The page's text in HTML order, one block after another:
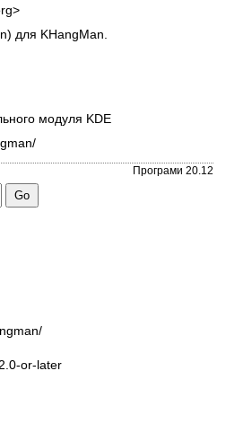
для KHangMan.
модуля KDE
Програми 20.12
or-later